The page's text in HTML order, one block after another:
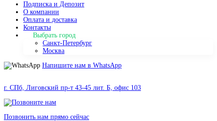
Подписка и Депозит
О компании
Оплата и доставка
Контакты
Выбрать город
Санкт-Петербург
Москва
Напишите нам в WhatsApp
г. СПб, Лиговский пр-т 43-45 лит. Б, офис 103
Позвонить нам прямо сейчас